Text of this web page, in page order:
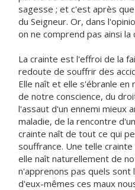
sagesse ; et c'est après
du Seigneur. Or, dans
on ne comprend pas ainsi la
La crainte est l'effroi de la
redoute de souffrir des
Elle naît et elle s'ébranle en
de notre conscience, du
l'assaut d'un ennemi mieux
maladie, de la rencontre
crainte naît de tout ce qui
souffrance. Une telle
elle naît naturellement de
n'apprenons pas quels sont
d'eux-mêmes ces maux